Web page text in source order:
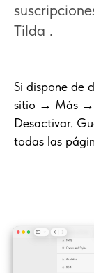
Tilda .
Si dispone de
sitio → Más →
Desactivar.
todas las